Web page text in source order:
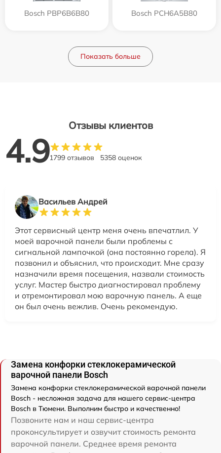
Bosch PBP6B6B80 Bosch PCH6A5B80
Показать больше
Отзывы клиентов
4.91799 отзывов 5358 оценок
Васильев Андрей
Этот сервисный центр меня очень впечатлил. У
моей варочной панели были проблемы с
сигнальной лампочкой (она постоянно горела). Я
позвонил и объяснил, что происходит. Мне сразу
назначили время посещения, назвали стоимость
услуг. Мастер быстро диагностировал проблему
и отремонтировал мою варочную панель. А еще
он был очень вежлив. Очень рекомендую.
Замена конфорки стеклокерамической
варочной панели Bosch
Замена конфорки стеклокерамической варочной панели
Bosch - несложная задача для нашего сервис-центра
Bosch в Тюмени. Выполним быстро и качественно!
Позвоните нам и наш сервис-центра
проконсультирует и озвучит стоимость ремонта
варочной панели. Среднее время ремонта